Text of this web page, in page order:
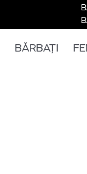
BĂRBAȚI